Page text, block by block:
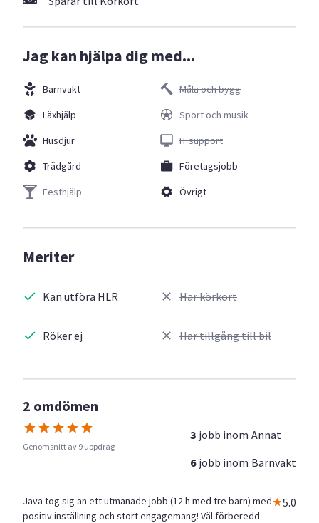
Jag kan hjälpa dig med...
Barnvakt
Läxhjälp
Husdjur
Trädgård
Festhjälp
Måla och bygg
Sport och musik
IT support
Företagsjobb
Övrigt
Meriter
Kan utföra HLR
Röker ej
Har körkort
Har tillgång till bil
2 omdömen
Genomsnitt av 9 uppdrag
3 jobb inom Annat
6 jobb inom Barnvakt
Java tog sig an ett utmanade jobb (12 h med tre barn) med
positiv inställning och stort engagemang! Väl förberedd
5.0